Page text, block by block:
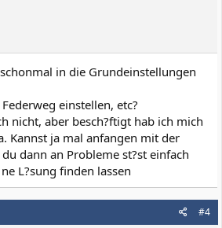
in die Grundeinstellungen
einstellen, etc?
nicht, aber besch?ftigt hab ich mich
Kannst ja mal anfangen mit der
dann an Probleme st?st einfach
L?sung finden lassen
#4